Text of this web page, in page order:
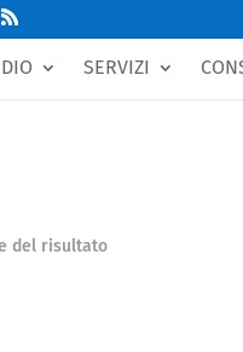
SERVIZI
del risultato